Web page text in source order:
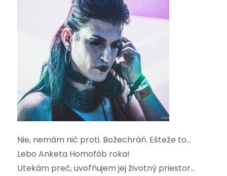
Nie, nemám nič proti. Božechráň. Ešteže to…
Lebo Anketa Homofób roka!
Utekám preč, uvoľňujem jej životný priestor…